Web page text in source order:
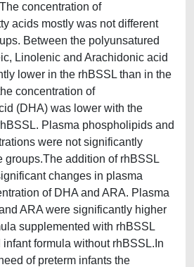
concentration of
acids mostly was not different
Between the polyunsatured
Linolenic and Arachidonic acid
lower in the rhBSSL than in the
concentration of
(DHA) was lower with the
Plasma phospholipids and
were not significantly
groups.The addition of rhBSSL
changes in plasma
of DHA and ARA. Plasma
ARA were significantly higher
supplemented with rhBSSL
formula without rhBSSL.In
of preterm infants the